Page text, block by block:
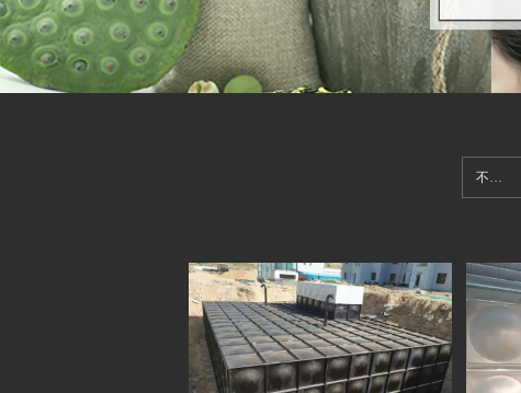
不锈钢水箱